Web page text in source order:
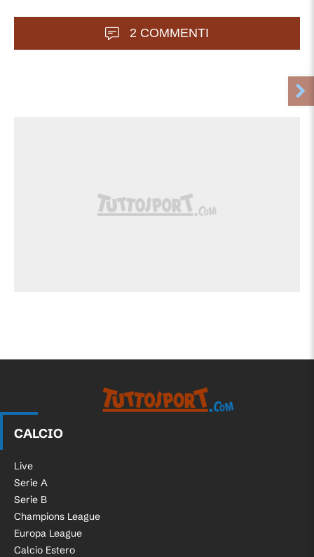
2 COMMENTI
CALCIO
Live
Serie A
Serie B
Champions League
Europa League
Calcio Estero